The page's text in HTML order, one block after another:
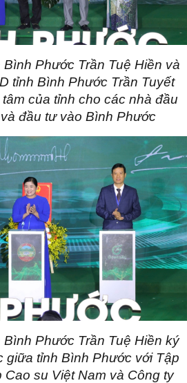
Bình PhướcTrần Tuệ Hiền và
tỉnh Bình PhướcTrần Tuyết
của tỉnh cho các nhà đầu
đầu tư vào Bình Phước
Bình Phước Trần Tuệ Hiền ký
giữa tỉnh Bình Phước với Tập
su Việt Nam và Công ty